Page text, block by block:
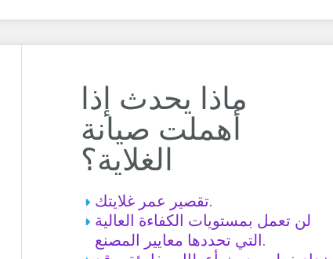
ماذا يحدث إذا
أهملت صيانة
الغلاية؟
تقصير عمر غلايتك.
لن تعمل بمستويات الكفاءة العالية
التي تحددها معايير المصنع.